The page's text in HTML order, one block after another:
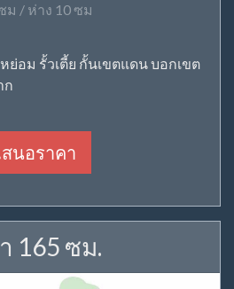
ม / ห่าง 10 ซม
ย่อม รั้วเตี้ย กั้นเขตแดน บอกเขต
ก
นอราคา
165 ซม.